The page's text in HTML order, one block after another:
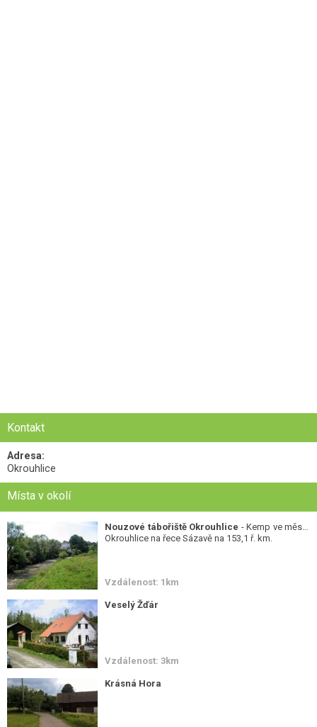
Kontakt
Adresa:
Okrouhlice
Místa v okolí
Nouzové tábořiště Okrouhlice - Kemp ve městě
Okrouhlice na řece Sázavě na 153,1 ř. km.
Vzdálenost: 1km
Veselý Žďár
Vzdálenost: 3km
Krásná Hora